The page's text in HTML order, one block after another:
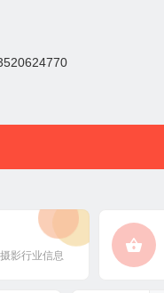
影行业信息